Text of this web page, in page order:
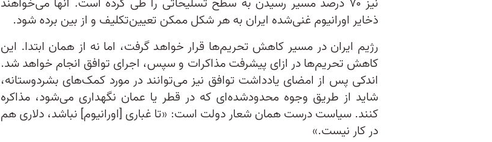
نیز ۷۰ درصد مسیر رسیدن به سطح تسلیحاتی را طی کرده است. آنها می‌خواهند
ذخایر اورانیوم غنی‌شده ایران به هر شکل ممکن تعیین‌تکلیف و از بین برده شود.
رژیم ایران در مسیر کاهش تحریم‌ها قرار خواهد گرفت، اما نه از همان ابتدا. این
کاهش تحریم‌ها در ازای پیشرفت مذاکرات و سپس، اجرای توافق انجام خواهد شد.
اندکی پس از امضای یادداشت توافق نیز می‌توانند در مورد کمک‌های بشردوستانه،
شاید از طریق وجوه محدود‌شده‌ای که در قطر یا عمان نگهداری می‌شود، مذاکره
کنند. سیاست درست همان شعار دولت است: «تا غباری [اورانیوم] نباشد، دلاری هم
در کار نیست.»